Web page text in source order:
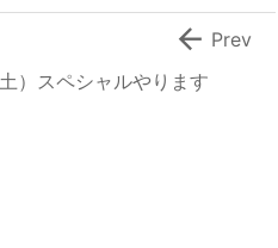
）スペシャルやります
 Prev